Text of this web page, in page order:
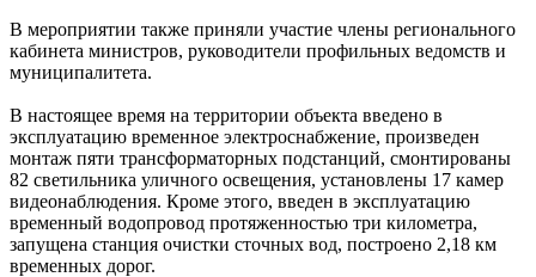
В мероприятии также приняли участие члены регионального
кабинета министров, руководители профильных ведомств и
муниципалитета.
В настоящее время на территории объекта введено в
эксплуатацию временное электроснабжение, произведен
монтаж пяти трансформаторных подстанций, смонтированы
82 светильника уличного освещения, установлены 17 камер
видеонаблюдения. Кроме этого, введен в эксплуатацию
временный водопровод протяженностью три километра,
запущена станция очистки сточных вод, построено 2,18 км
временных дорог.